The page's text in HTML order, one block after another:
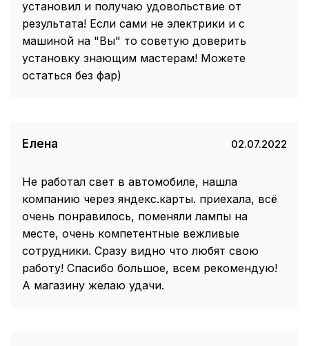
установил и получаю удовольствие от
результата! Если сами не электрики и с
машиной на "Вы" то советую доверить
установку знающим мастерам! Можете
остаться без фар)
Елена 02.07.2022
Не работал свет в автомобиле, нашла
компанию через яндекс.карты. приехала, всё
очень понравилось, поменяли лампы на
месте, очень компетентные вежливые
сотрудники. Сразу видно что любят свою
работу! Спасибо большое, всем рекомендую!
А магазину желаю удачи.